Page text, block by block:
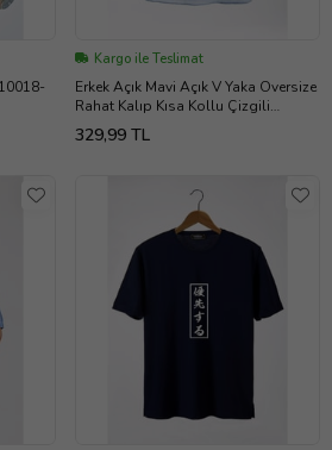
Kargo ile Teslimat
Erkek Açık Mavi Açık V Yaka Oversize
Rahat Kalıp Kısa Kollu Çizgili
Gömlek 22Y-4300634
329,99 TL